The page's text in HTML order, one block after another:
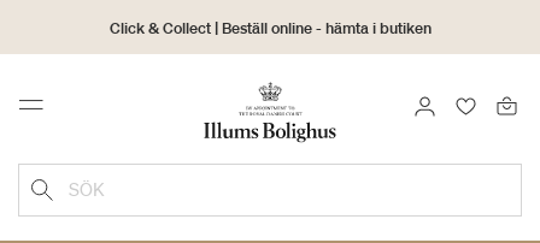
Click & Collect | Beställ online - hämta i butiken
30 dagars returrätt
Menu LOGGA IN
SÖK